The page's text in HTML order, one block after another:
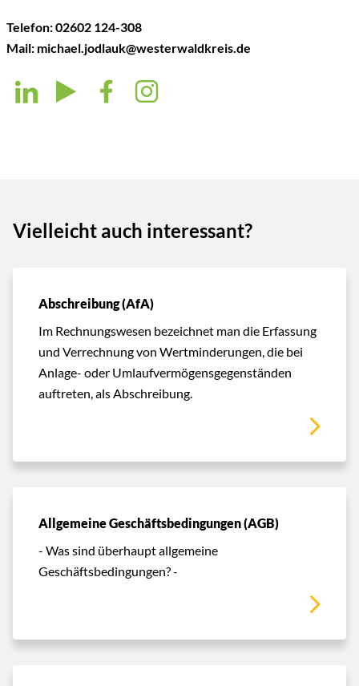
Telefon:02602 124-308
Mail: michael.jodlauk@westerwaldkreis.de
Vielleicht auch interessant?
Abschreibung (AfA)
Im Rechnungswesen bezeichnet man die Erfassung
und Verrechnung von Wertminderungen, die bei
Anlage- oder Umlaufvermögensgegenständen
auftreten, als Abschreibung.
Allgemeine Geschäftsbedingungen (AGB)
- Was sind überhaupt allgemeine
Geschäftsbedingungen? -